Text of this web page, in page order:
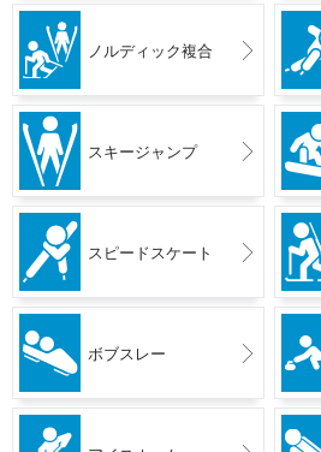
ノルディック複合
スキージャンプ
スピードスケート
ボブスレー